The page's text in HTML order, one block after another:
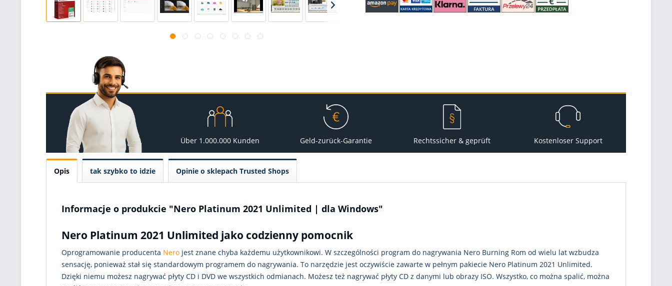
Über 1.000.000 Kunden Geld-zurück-Garantie Rechtssicher & geprüft Kostenloser Support
Opis tak szybko to idzie Opinie o sklepach Trusted Shops
Informacje o produkcie "Nero Platinum 2021 Unlimited | dla Windows"
Nero Platinum 2021 Unlimited jako codzienny pomocnik
Oprogramowanie producenta Nero jest znane chyba każdemu użytkownikowi. W szczególności program do nagrywania Nero Burning Rom od wielu lat wzbudza
sensację, ponieważ stał się standardowym programem do nagrywania. To narzędzie jest oczywiście zawarte w pełnym pakiecie Nero Platinum 2021 Unlimited.
Dzięki niemu możesz nagrywać płyty CD i DVD we wszystkich odmianach. Możesz też nagrywać płyty CD z danymi lub obrazy ISO. Wszystko, co można spalić, można